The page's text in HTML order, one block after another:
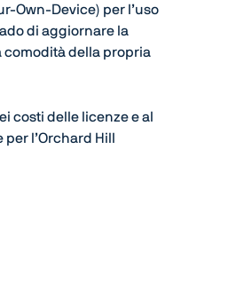
Own-Device) per l’uso
di aggiornare la
comodità della propria
costi delle licenze e al
l’Orchard Hill